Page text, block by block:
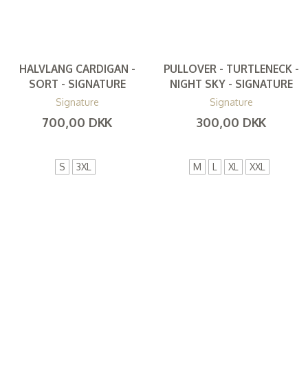
HALVLANG CARDIGAN -
SORT - SIGNATURE
Signature
700,00 DKK
S 3XL
PULLOVER - TURTLENECK -
NIGHT SKY - SIGNATURE
Signature
300,00 DKK
M L XL XXL